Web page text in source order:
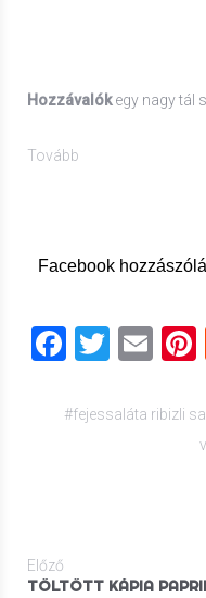
Hozzávalókegy nagy tál
Tovább
Facebook
#fejessaláta ribizli
Előző
TÖLTÖTT KÁPIA